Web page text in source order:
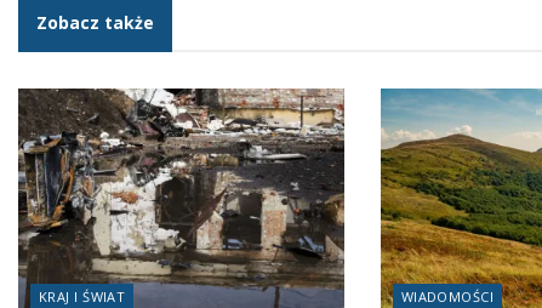
Zobacz także
KRAJ I ŚWIAT WIADOMOŚCI